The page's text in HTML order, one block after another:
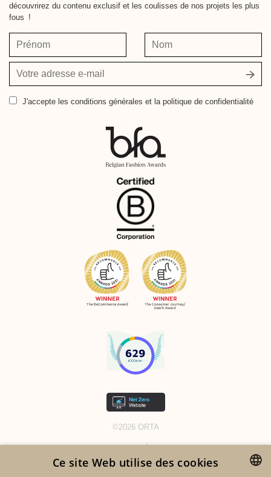
découvrirez du contenu exclusif et les coulisses de nos projets les plus
fous !
Prénom Nom
Votre
adresse
e- J'accepte les conditions générales et la politique de confidentialité
©2026 ORTA
GDPR
Ce site Web utilise des cookies